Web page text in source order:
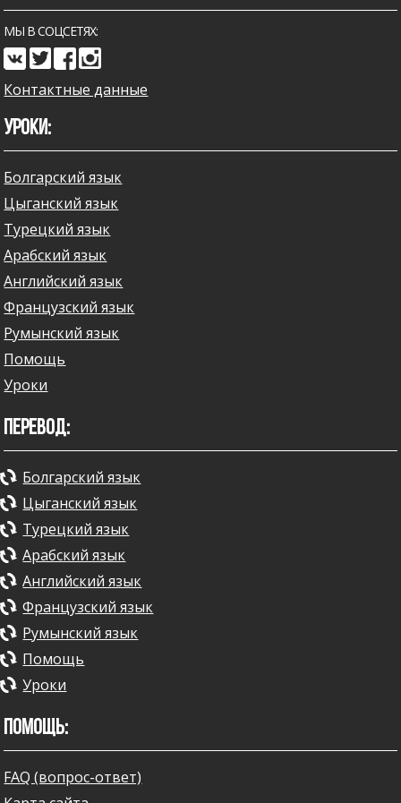
УРОКИ:
Болгарский язык
Цыганский язык
Турецкий язык
Арабский язык
Английский язык
Французский язык
Румынский язык
Помощь
Уроки
ПЕРЕВОД:
Болгарский язык
Цыганский язык
Турецкий язык
Арабский язык
Английский язык
Французский язык
Румынский язык
Помощь
Уроки
ПОМОЩЬ:
FAQ (вопрос-ответ)
МЫ В СОЦСЕТЯХ:
Контактные данные